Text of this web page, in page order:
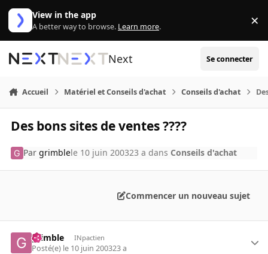
Aller au contenu
View in the app
A better way to browse. Learn more. ×
Next Se connecter
Accueil Matériel et Conseils d'achat Conseils d'achat
Des bons sites de ventes ????
Pargrimblele 10 juin 200323 a dans Conseils d'achat
Commencer un nouveau sujet
grimble INpactien
Posté(e) le 10 juin 200323 a